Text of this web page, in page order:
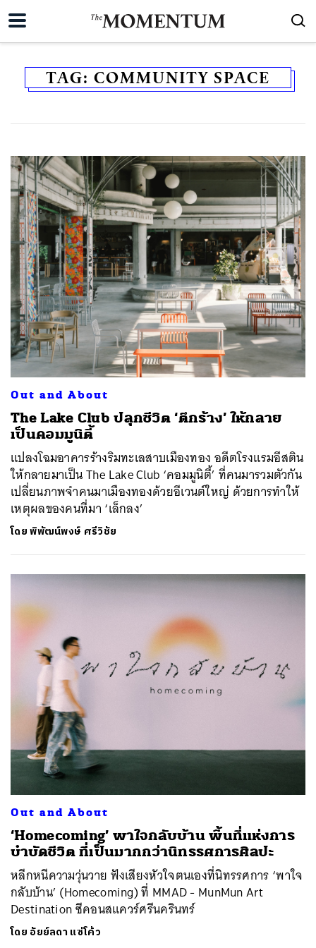
TAG: COMMUNITY SPACE
Out and About
The Lake Club ปลุกชีวิต ‘ตึกร้าง’ ให้กลาย
เป็นคอมมูนิตี้
แปลงโฉมอาคารร้างริมทะเลสาบเมืองทอง อดีตโรงแรมอีสติน
ให้กลายมาเป็น The Lake Club ‘คอมมูนิตี้’ ที่คนมารวมตัวกัน
เปลี่ยนภาพจำคนมาเมืองทองด้วยอีเวนต์ใหญ่ ด้วยการทำให้
เหตุผลของคนที่มา ‘เล็กลง’
โดยพิพัฒน์พงษ์ ศรีวิชัย
Out and About
‘Homecoming’ พาใจกลับบ้าน พื้นที่แห่งการ
บำบัดชีวิต ที่เป็นมากกว่านิทรรศการศิลปะ
หลีกหนีความวุ่นวาย ฟังเสียงหัวใจตนเองที่นิทรรศการ ‘พาใจ
กลับบ้าน’ (Homecoming) ที่ MMAD - MunMun Art
Destination ซีคอนสแควร์ศรีนครินทร์
โดย อัยย์ลดา แซ่โค้ว
SHARE TWEET LINE EMAIL